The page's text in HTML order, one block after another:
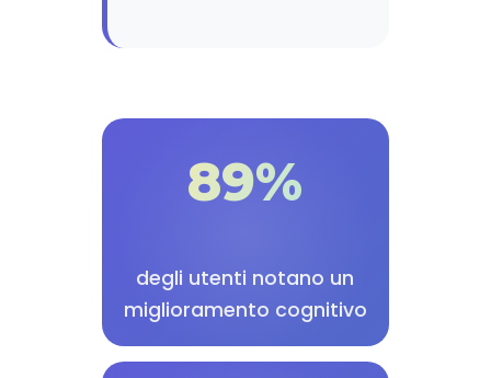
89%
degli utenti notano un
miglioramento cognitivo